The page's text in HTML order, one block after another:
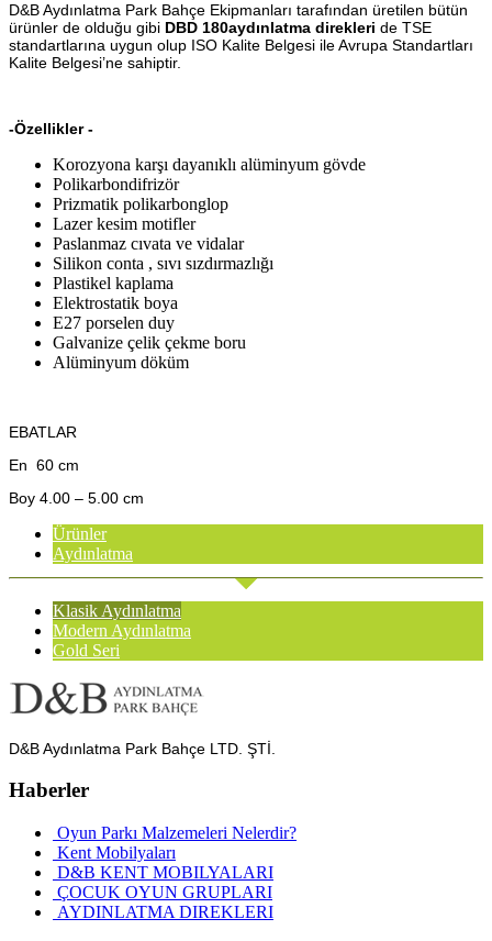
D&B Aydınlatma Park Bahçe Ekipmanları tarafından üretilen bütün
ürünler de olduğu gibi DBD 180aydınlatma direkleri de TSE
standartlarına uygun olup ISO Kalite Belgesi ile Avrupa Standartları
Kalite Belgesi’ne sahiptir.
-Özellikler -
Korozyona karşı dayanıklı alüminyum gövde
Polikarbondifrizör
Prizmatik polikarbonglop
Lazer kesim motifler
Paslanmaz cıvata ve vidalar
Silikon conta , sıvı sızdırmazlığı
Plastikel kaplama
Elektrostatik boya
E27 porselen duy
Galvanize çelik çekme boru
Alüminyum döküm
EBATLAR
En 60 cm
Boy 4.00 – 5.00 cm
Ürünler
Aydınlatma
Klasik Aydınlatma
Modern Aydınlatma
Gold Seri
D&B Aydınlatma Park Bahçe LTD. ŞTİ.
Haberler
Oyun Parkı Malzemeleri Nelerdir?
Kent Mobilyaları
D&B KENT MOBILYALARI
ÇOCUK OYUN GRUPLARI
AYDINLATMA DIREKLERI